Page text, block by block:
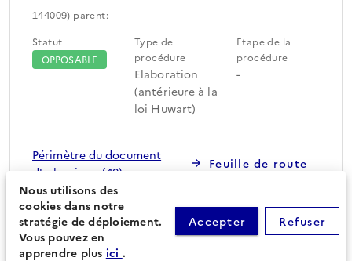
144009) parent:
Statut
OPPOSABLE
Type de
procédure
Elaboration
(antérieure à la
loi Huwart)
Etape de la
procédure
-
Périmètre du document
d'urbanisme (40)
Feuille de route
Procédures secondaires
Nous utilisons des
cookies dans notre
stratégie de déploiement.
Vous pouvez en
apprendre plus ici .
Accepter Refuser